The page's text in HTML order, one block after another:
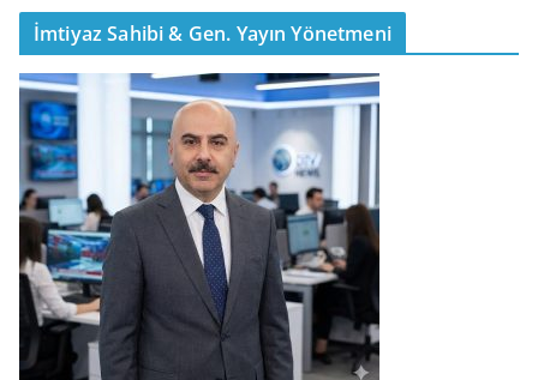
İmtiyaz Sahibi & Gen. Yayın Yönetmeni